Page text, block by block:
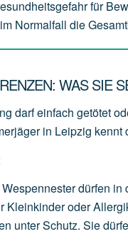
für
im Normalfall die
WAS SIE
darf einfach getötet
in Leipzig
dürfen in
Kleinkinderoder
unterSchutz. Sie